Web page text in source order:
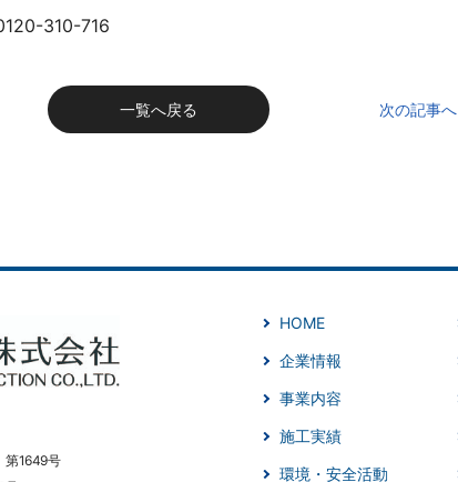
310-716
一覧へ戻る 次の記事へ
第1649号
HOME
企業情報
事業内容
施工実績
環境・安全活動